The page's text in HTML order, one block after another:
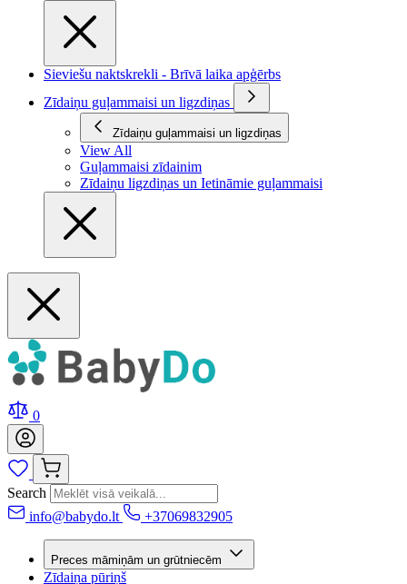
Sieviešu naktskrekli - Brīvā laika apģērbs
Zīdaiņu guļammaisi un ligzdiņas
Zīdaiņu guļammaisi un ligzdiņas
View All
Guļammaisi zīdainim
Zīdaiņu ligzdiņas un Ietināmie guļammaisi
0
Search
info@babydo.lt
+37069832905
Preces māmiņām un grūtniecēm
Zīdaiņa pūriņš